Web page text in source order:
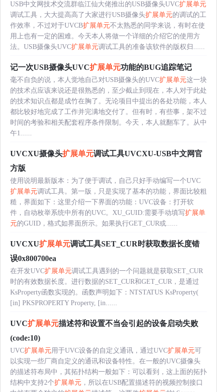
USB中文网技术交流群临江仙大佬推出的USB摄像头UVC扩展单元
调试工具，大大提高高了大家进行USB摄像头扩展单元的调试的工
作效率，不过对于UVCB扩展单元不太熟悉的同学来说，有时在使
用上也有一定的困难。今天本人将做一个详细的介绍它的使用方
法。USB摄像头UVC扩展单元调试工具的准备该软件的版权归......
记一次USB摄像头UVC扩展单元功能的BUG追踪笔记
毫不自负的说，本人觉地自己对USB摄像头的UVC扩展单元这一块
的技术点应该来说还是很熟悉的，至少截止到现在，本人对于此处
的技术知识点都是成竹在胸了。无论项目中提出的各处功能，本人
都比较好地完成了工作并完满地交付了。但有时，有些事，架不过
时间的考验和相关配套程序条件限制。今天，本人就翻车了。从中
午1......
UVCXU摄像头扩展单元调试工具UVCXU-USB中文网官
方版
使用说明最新版本：为了便于调试，自己只好手动编写一个UVC
扩展单元调试工具。第一版，只是实现了基本的功能，界面比较粗
糙，界面如下：这里介绍一下界面的功能：UVC设备：打开软
件，自动枚举系统中所有的UVC。XU_GUID:需要手动填写扩展单
元的GUID，格式如界面所示。如果执行GET_CUR或......
UVCXU扩展单元调试工具SET_CUR时获取数据长度错
误0x800700ea
在开发UVC扩展单元调试工具遇到的一个问题就是获取SET_CUR
时的有效数据长度。进行数据的SET_CUR和GET_CUR，是通过
KsProperty函数实现的。函数声明如下：NTSTATUS KsProperty(
[in] PKSPROPERTY Property, [in......
UVC扩展单元描述符和设置不当会引起的设备启动失败
(code:10)
UVC扩展单元用于UVC设备的自定义通讯，通过UVC扩展单元可
以实现一些厂商自定义的通讯和设备特性。在一般的UVC摄像头
的描述符布局中，其拓扑结构一般如下：可以看到，这上面的拓扑
结构中支持2个扩展单元 ，所以在USB配置描述符的视频控制接口